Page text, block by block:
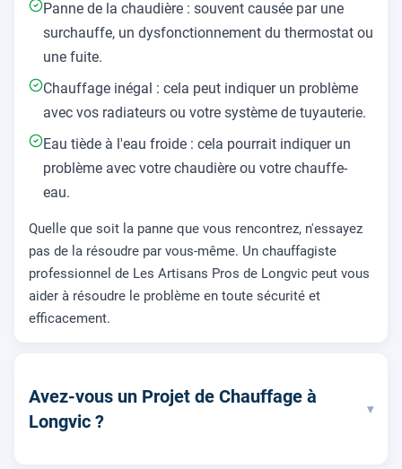
Panne de la chaudière : souvent causée par une
surchauffe, un dysfonctionnement du thermostat ou
une fuite.
Chauffage inégal : cela peut indiquer un problème
avec vos radiateurs ou votre système de tuyauterie.
Eau tiède à l'eau froide : cela pourrait indiquer un
problème avec votre chaudière ou votre chauffe-
eau.
Quelle que soit la panne que vous rencontrez, n'essayez
pas de la résoudre par vous-même. Un chauffagiste
professionnel de Les Artisans Pros de Longvic peut vous
aider à résoudre le problème en toute sécurité et
efficacement.
Avez-vous un Projet de Chauffage à
Longvic ?
▾